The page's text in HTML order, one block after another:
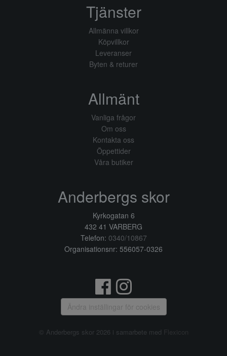
Tjänster
Allmänna villkor
Köpvillkor
Leveranser
Byten & returer
Allmänt
Vanliga frågor
Om oss
Kontakta oss
Öppettider
Våra butiker
Anderbergs skor
Kyrkogatan 6
432 41 VARBERG
Telefon: 0340/10867
Organisationsnr: 556057-0326
Ändra inställingar för cookies
© Anderbergs skor 2026 i samarbete med Flexicon